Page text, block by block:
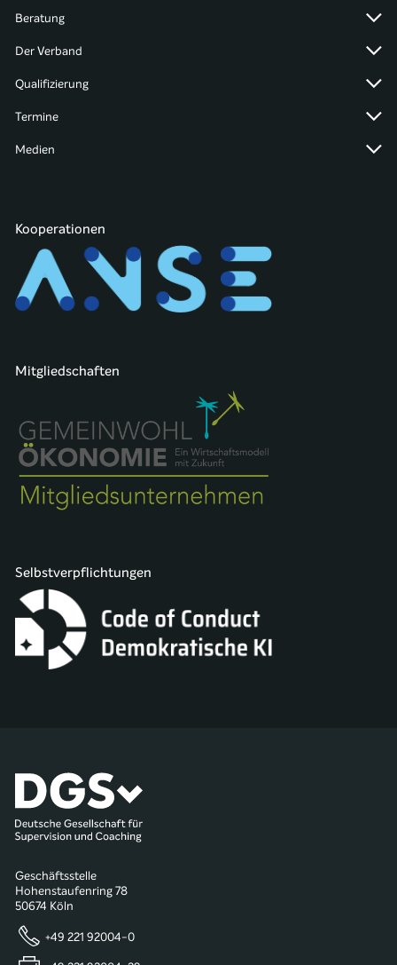
Beratung
Der Verband
Qualifizierung
Termine
Medien
Kooperationen
Mitgliedschaften
Selbstverpflichtungen
Geschäftsstelle
Hohenstaufenring 78
50674 Köln
+49 221 92004-0